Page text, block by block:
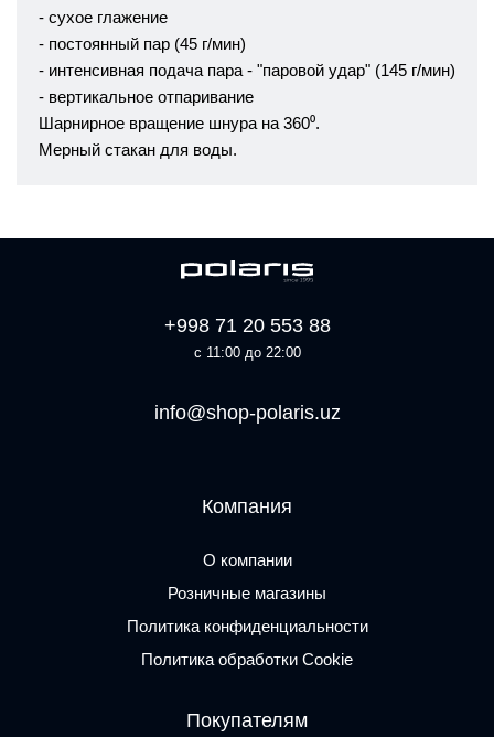
- сухое глажение
- постоянный пар (45 г/мин)
- интенсивная подача пара - "паровой удар" (145 г/мин)
- вертикальное отпаривание
Шарнирное вращение шнура на 360⁰.
Мерный стакан для воды.
+998 71 20 553 88
с 11:00 до 22:00
info@shop-polaris.uz
Компания
О компании
Розничные магазины
Политика конфиденциальности
Политика обработки Cookie
Покупателям